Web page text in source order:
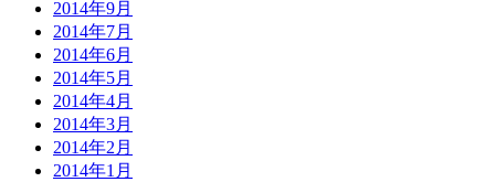
2014年9月
2014年7月
2014年6月
2014年5月
2014年4月
2014年3月
2014年2月
2014年1月